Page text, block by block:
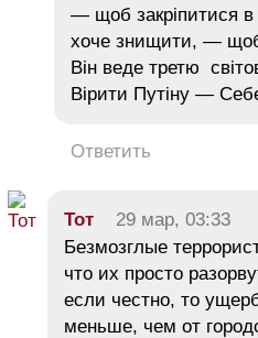
— щоб закріпитися в
хоче знищити, — щоб
Він веде третю
Вірити Путіну —
Ответить
Тот 29 мар, 03:33
Безмозглые
что их просто
если честно, то
меньше, чем от